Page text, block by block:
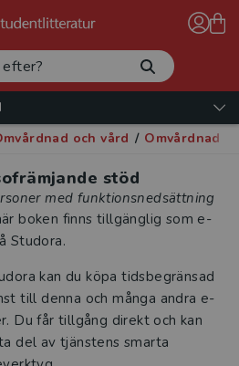
och vård / Omvårdnad
stöd
med funktionsnedsättning
boken finns tillgänglig som e-
Studora.
kan du köpa tidsbegränsad
till denna och många andra e-
Du får tillgång direkt och kan
del av tjänstens smarta